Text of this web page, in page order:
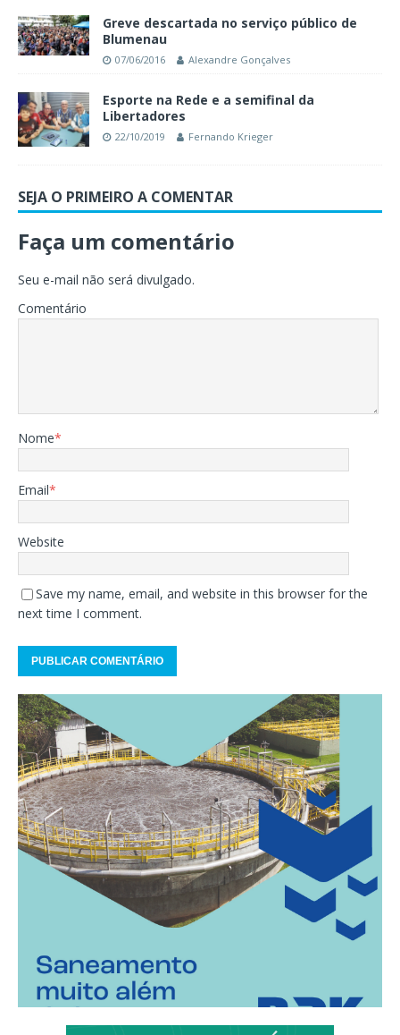
Greve descartada no serviço público de
Blumenau
07/06/2016 Alexandre Gonçalves
Esporte na Rede e a semifinal da
Libertadores
22/10/2019 Fernando Krieger
SEJA O PRIMEIRO A COMENTAR
Faça um comentário
Seu e-mail não será divulgado.
Comentário
Nome*
Email*
Website
Save my name, email, and website in this browser for the
next time I comment.